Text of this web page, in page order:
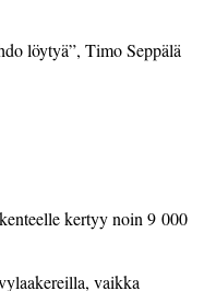
löytyä”, Timo Seppälä
kertyy noin 9 000
vaikka